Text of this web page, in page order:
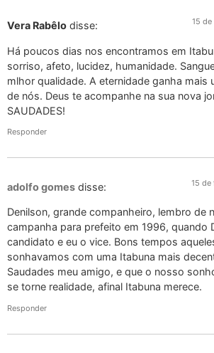
Vera Rabêlo disse: 15 de
Há poucos dias nos encontramos em
sorriso, afeto, lucidez, humanidade.
mlhor qualidade. A eternidade ganha mais
de nós. Deus te acompanhe na sua nova
SAUDADES!
Responder
adolfo gomes disse: 15 de
Denilson, grande companheiro, lembro de
campanha para prefeito em 1996, quando
candidato e eu o vice. Bons tempos
sonhavamos com uma Itabuna mais
Saudades meu amigo, e que o nosso
se torne realidade, afinal Itabuna merece.
Responder